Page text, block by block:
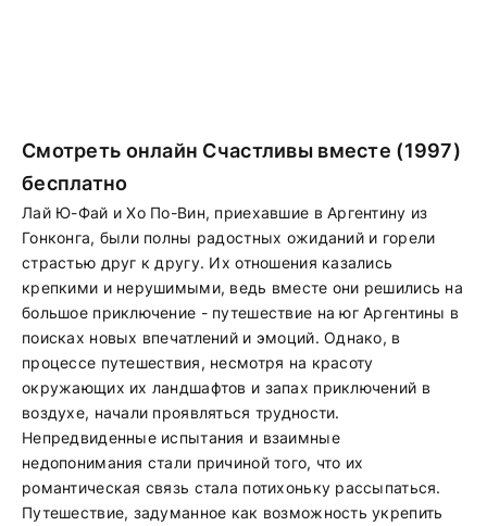
Смотреть онлайн Счастливы вместе (1997)
бесплатно
Лай Ю-Фай и Хо По-Вин, приехавшие в Аргентину из
Гонконга, были полны радостных ожиданий и горели
страстью друг к другу. Их отношения казались
крепкими и нерушимыми, ведь вместе они решились на
большое приключение - путешествие на юг Аргентины в
поисках новых впечатлений и эмоций. Однако, в
процессе путешествия, несмотря на красоту
окружающих их ландшафтов и запах приключений в
воздухе, начали проявляться трудности.
Непредвиденные испытания и взаимные
недопонимания стали причиной того, что их
романтическая связь стала потихоньку рассыпаться.
Путешествие, задуманное как возможность укрепить